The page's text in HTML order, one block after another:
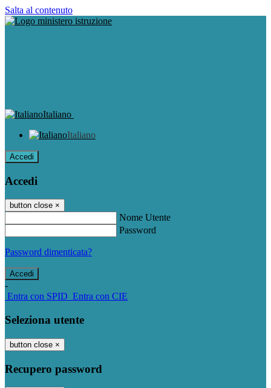
Salta al contenuto
Italiano
Italiano
Accedi
Accedi
button close ×
Nome Utente
Password
Password dimenticata?
-
Entra con SPID Entra con CIE
Seleziona utente
button close ×
Recupero password